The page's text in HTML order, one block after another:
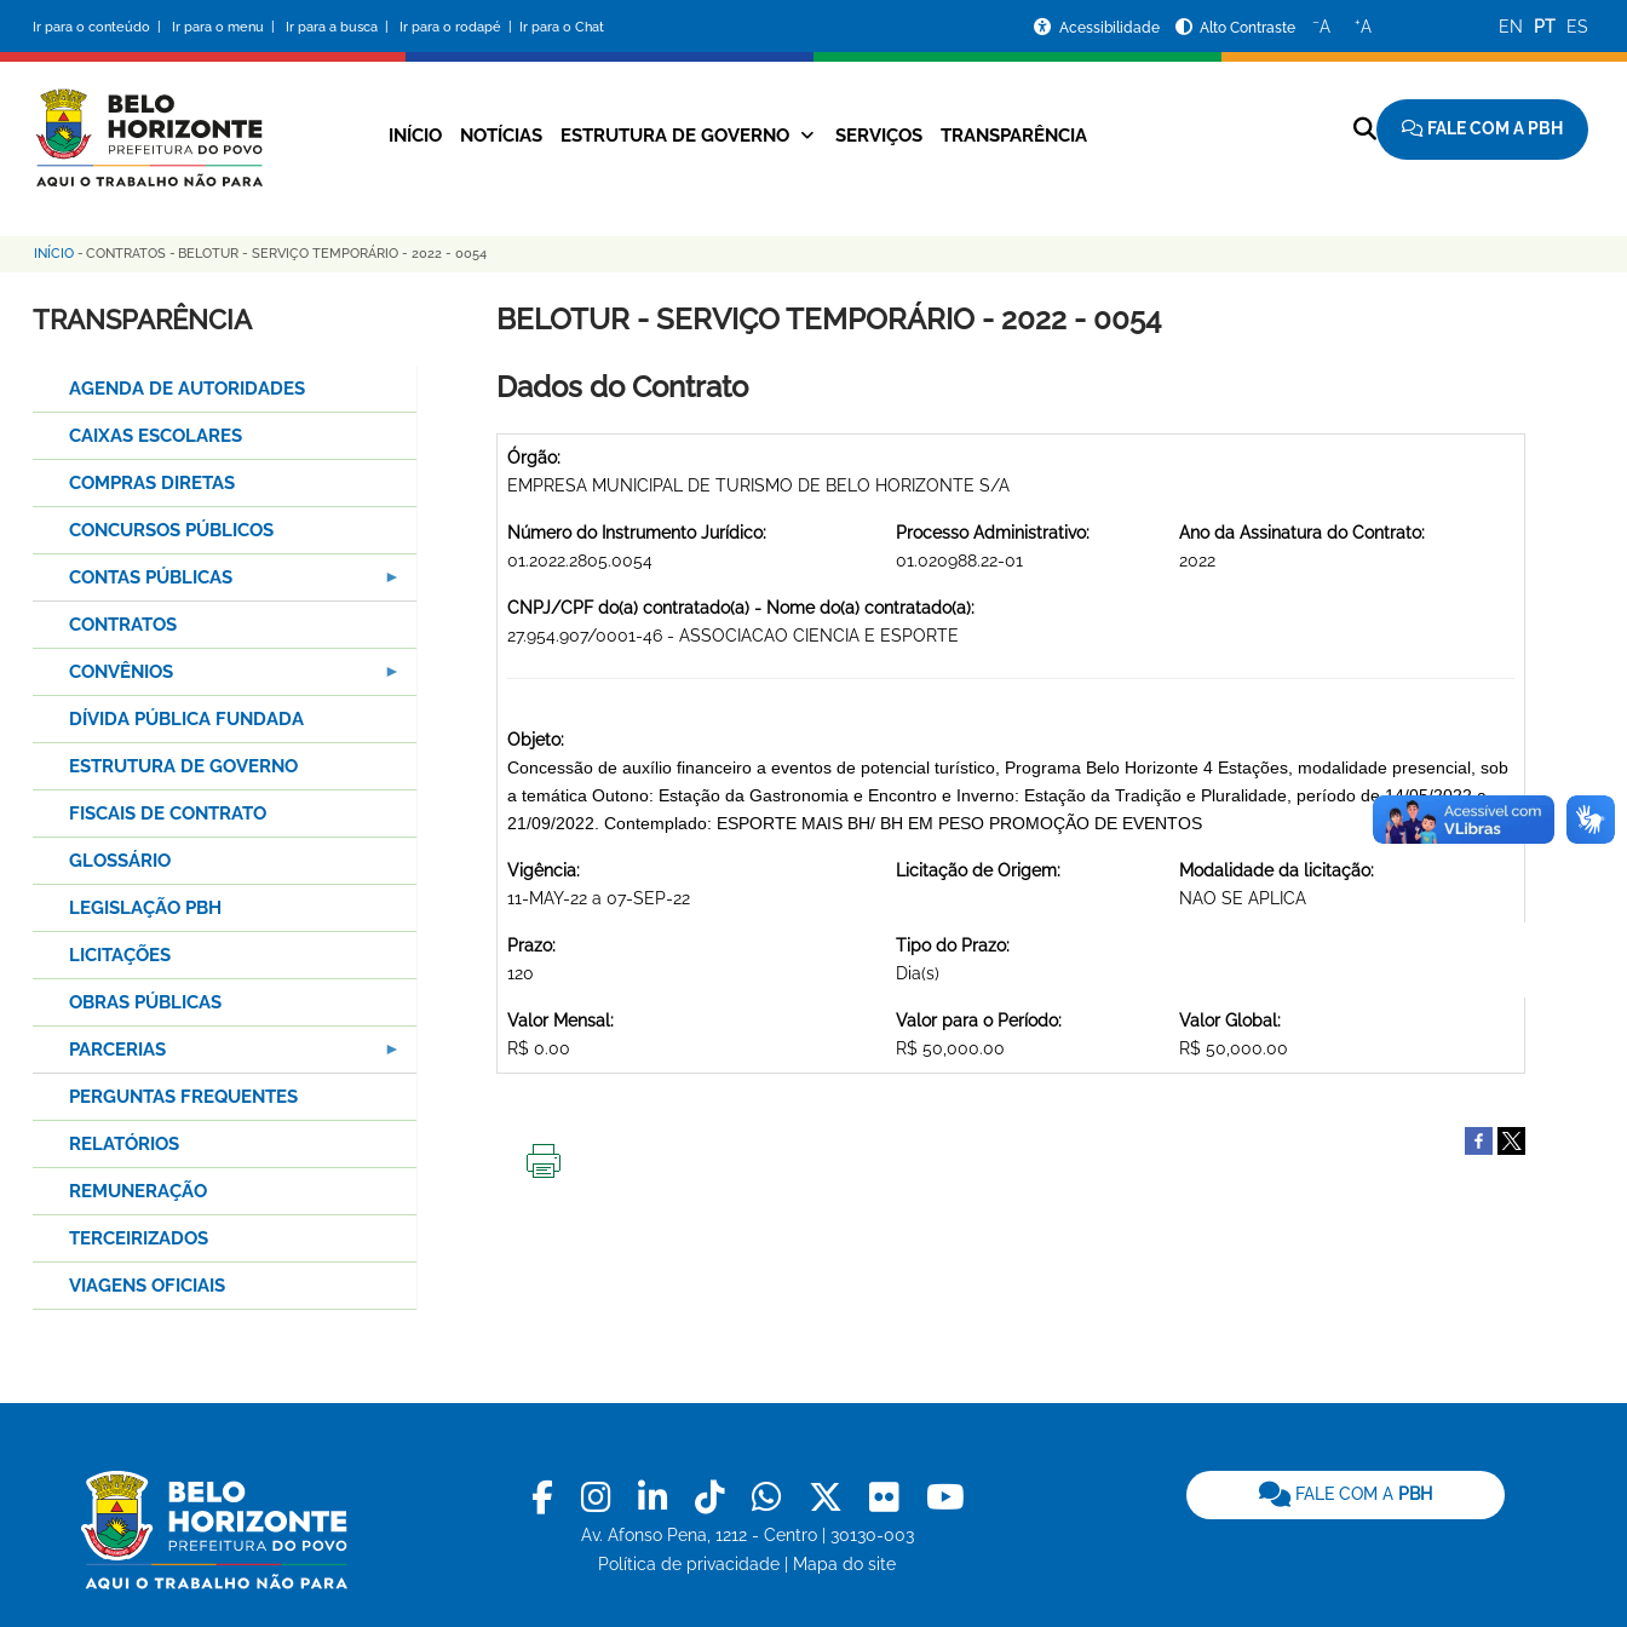
conteúdo
principal
Ir para o conteúdo | Ir para o menu | Ir para a busca | Ir para o rodapé | Ir para o Chat
da
Prefeitura
Acessibilidade Alto Contraste −A +A EN PT ES
Navegação
INÍCIO NOTÍCIAS ESTRUTURA DE GOVERNO SERVIÇOS TRANSPARÊNCIA FALE COM A PBH
Trilha
de
INÍCIO - CONTRATOS - BELOTUR - SERVIÇO TEMPORÁRIO - 2022 - 0054
BELOTUR - SERVIÇO TEMPORÁRIO - 2022 - 0054
Dados do Contrato
Órgão:
EMPRESA MUNICIPAL DE TURISMO DE BELO HORIZONTE S/A
Número do Instrumento Jurídico:
01.2022.2805.0054
Processo Administrativo:
01.020988.22-01
Ano da Assinatura do Contrato:
2022
CNPJ/CPF do(a) contratado(a) - Nome do(a) contratado(a):
27.954.907/0001-46 - ASSOCIACAO CIENCIA E ESPORTE
Objeto:
Concessão de auxílio financeiro a eventos de potencial turístico, Programa Belo Horizonte 4 Estações, modalidade presencial, sob
a temática Outono: Estação da Gastronomia e Encontro e Inverno: Estação da Tradição e Pluralidade, período de 14/05/2022 a
21/09/2022. Contemplado: ESPORTE MAIS BH/ BH EM PESO PROMOÇÃO DE EVENTOS
Vigência:
11-MAY-22 a 07-SEP-22
Licitação de Origem:
Modalidade da licitação:
NAO SE APLICA
Prazo:
120
Tipo do Prazo:
Dia(s)
Valor Mensal:
R$ 0.00
Valor para o Período:
R$ 50,000.00
Valor Global:
R$ 50,000.00
TRANSPARÊNCIA
AGENDA DE AUTORIDADES
CAIXAS ESCOLARES
COMPRAS DIRETAS
CONCURSOS PÚBLICOS
CONTAS PÚBLICAS
CONTRATOS
CONVÊNIOS
DÍVIDA PÚBLICA FUNDADA
ESTRUTURA DE GOVERNO
FISCAIS DE CONTRATO
GLOSSÁRIO
LEGISLAÇÃO PBH
LICITAÇÕES
OBRAS PÚBLICAS
PARCERIAS
PERGUNTAS FREQUENTES
RELATÓRIOS
REMUNERAÇÃO
TERCEIRIZADOS
VIAGENS OFICIAIS
Facebook
Instagram
LinkedinTiktokWhatsapp
X Flickr
Av. Afonso Pena, 1212 - Centro | 30130-003
Política de privacidade
Mapa do site
FALE COM A PBH